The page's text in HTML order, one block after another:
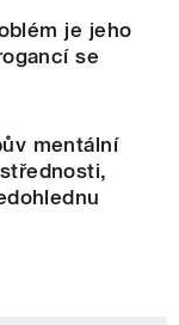
je jeho
se
mentální